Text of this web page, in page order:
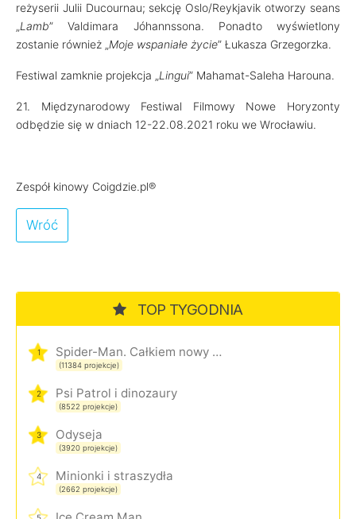
reżyserii Julii Ducournau; sekcję Oslo/Reykjavik otworzy seans
„Lamb” Valdimara Jóhannssona. Ponadto wyświetlony
zostanie również „Moje wspaniałe życie” Łukasza Grzegorzka.
Festiwal zamknie projekcja „Lingui” Mahamat-Saleha Harouna.
21. Międzynarodowy Festiwal Filmowy Nowe Horyzonty
odbędzie się w dniach 12-22.08.2021 roku we Wrocławiu.
Zespół kinowy Coigdzie.pl®
Wróć
TOP TYGODNIA
1 Spider-Man. Całkiem nowy dzień
(11384 projekcje)
2 Psi Patrol i dinozaury
(8522 projekcje)
3 Odyseja
(3920 projekcje)
4 Minionki i straszydła
(2662 projekcje)